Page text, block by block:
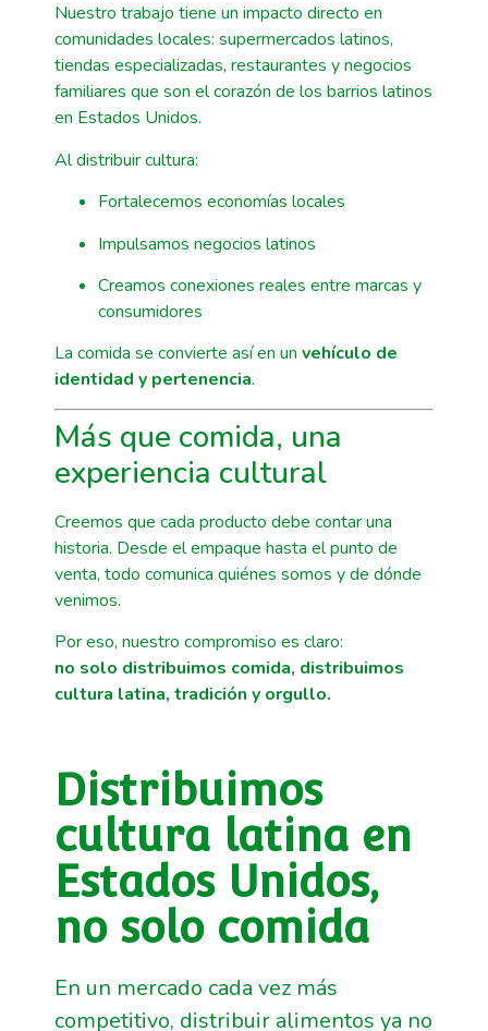
Nuestro trabajo tiene un impacto directo en
comunidades locales: supermercados latinos,
tiendas especializadas, restaurantes y negocios
familiares que son el corazón de los barrios latinos
en Estados Unidos.
Al distribuir cultura:
Fortalecemos economías locales
Impulsamos negocios latinos
Creamos conexiones reales entre marcas y
consumidores
La comida se convierte así en un vehículo de
identidad y pertenencia.
Más que comida, una
experiencia cultural
Creemos que cada producto debe contar una
historia. Desde el empaque hasta el punto de
venta, todo comunica quiénes somos y de dónde
venimos.
Por eso, nuestro compromiso es claro:
no solo distribuimos comida, distribuimos
cultura latina, tradición y orgullo.
Distribuimos
cultura latina en
Estados Unidos,
no solo comida
En un mercado cada vez más
competitivo, distribuir alimentos ya no